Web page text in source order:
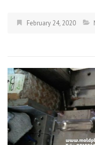
February 24, 2020